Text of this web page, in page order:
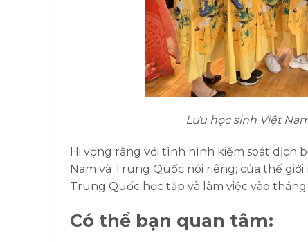
Lưu học sinh Việt
Hi vọng rằng với tình hình kiểm soát dịch
Nam và Trung Quốc nói riêng; của thế
Trung Quốc học tập và làm việc vào
Có thể bạn quan tâm: